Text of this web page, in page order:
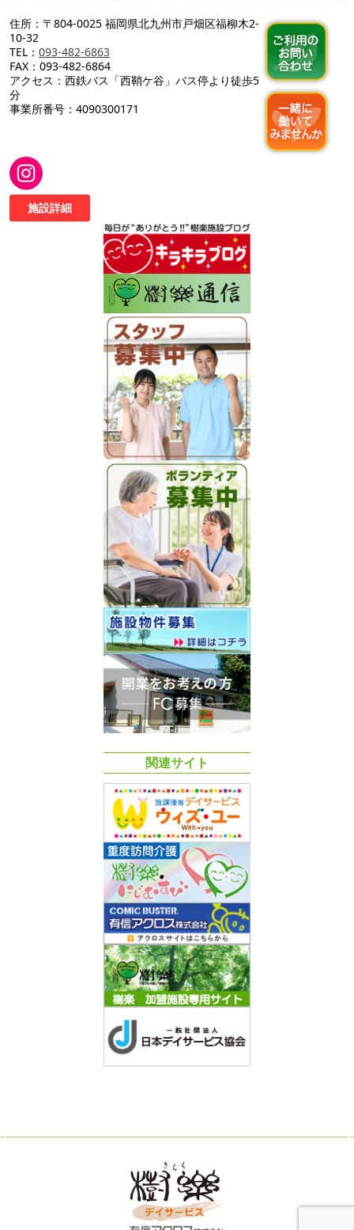
住所：〒804-0025 福岡県北九州市戸畑区福柳木2-
10-32
TEL： 093-482-6863
FAX：093-482-6864
アクセス：西鉄バス「西鞘ケ谷」バス停より徒歩5
分
事業所番号：4090300171
Instagram
施設詳細
関連サイト